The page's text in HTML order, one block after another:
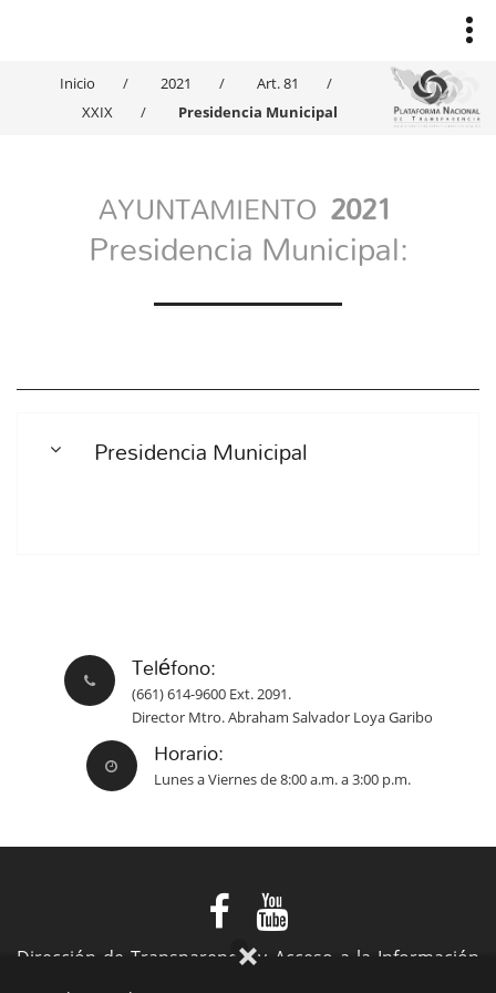
Inicio 2021
Art. 81
XXIX
Presidencia Municipal
AYUNTAMIENTO 2021
Presidencia Municipal:
Presidencia Municipal
Teléfono:
(661) 614-9600 Ext. 2091.
Director Mtro. Abraham Salvador Loya Garibo
Horario:
Lunes a Viernes de 8:00 a.m. a 3:00 p.m.
Dirección de Transparencia y Acceso a la Información
Pública